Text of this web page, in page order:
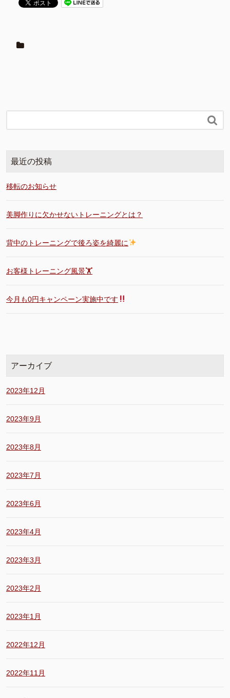

最近の投稿
移転のお知らせ
美脚作りに欠かせないトレーニングとは？
背中のトレーニングで後ろ姿を綺麗に
お客様トレーニング風景🏋️
今月も0円キャンペーン実施中です
アーカイブ
2023年12月
2023年9月
2023年8月
2023年7月
2023年6月
2023年4月
2023年3月
2023年2月
2023年1月
2022年12月
2022年11月